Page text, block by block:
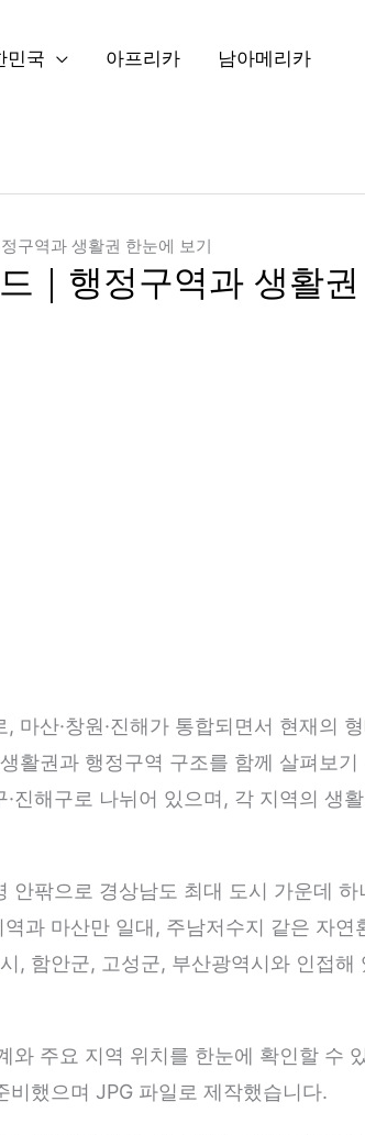
민국 아프리카 남아메리카
구역과 생활권 한눈에 보기
｜행정구역과 생활
마산·창원·진해가 통합되면서 현재의
활권과 행정구역 구조를 함께 살펴보
·진해구로 나뉘어 있으며, 각 지역의 생
팎으로 경상남도 최대 도시 가운데 하
과 마산만 일대, 주남저수지 같은 자연
, 함안군, 고성군, 부산광역시와 인접해
와 주요 지역 위치를 한눈에 확인할 수
했으며 JPG 파일로 제작했습니다.